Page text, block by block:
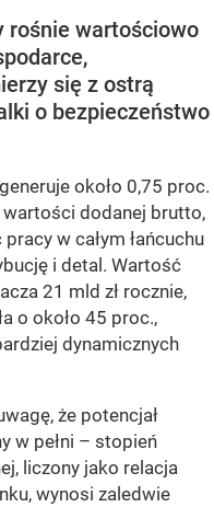
rośnie wartościowo
się z ostrą
o bezpieczeństwo
około 0,75 proc.
wartości dodanej brutto,
w całym łańcuchu
i detal. Wartość
21 mld zł rocznie,
o około 45 proc.,
dynamicznych
że potencjał
w pełni – stopień
liczony jako relacja
wynosi zaledwie